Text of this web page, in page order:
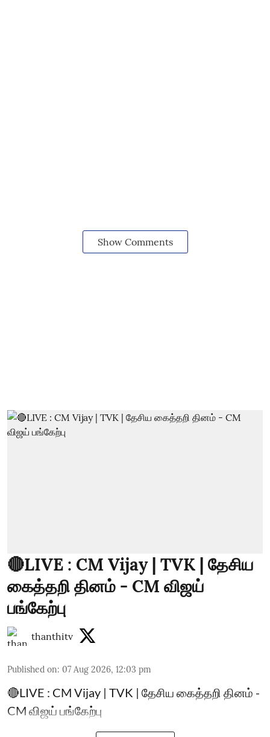
Show Comments
🔴LIVE : CM Vijay | TVK | தேசிய
கைத்தறி தினம் - CM விஜய்
பங்கேற்பு
thanthitv
Published on: 07 Aug 2026, 12:03 pm
🔴LIVE : CM Vijay | TVK | தேசிய கைத்தறி தினம் -
CM விஜய் பங்கேற்பு